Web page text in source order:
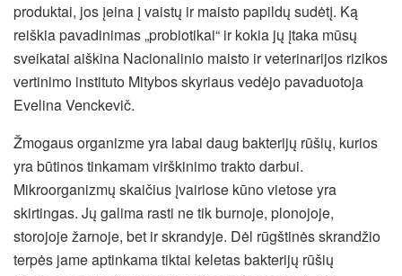
produktai, jos įeina į vaistų ir maisto papildų sudėtį. Ką
reiškia pavadinimas „probiotikai“ ir kokia jų įtaka mūsų
sveikatai aiškina Nacionalinio maisto ir veterinarijos rizikos
vertinimo instituto Mitybos skyriaus vedėjo pavaduotoja
Evelina Venckevič.
Žmogaus organizme yra labai daug bakterijų rūšių, kurios
yra būtinos tinkamamvirškinimo trakto darbui.
Mikroorganizmų skaičius įvairiose kūno vietose yra
skirtingas. Jų galima rasti ne tik burnoje, plonojoje,
storojoje žarnoje, bet ir skrandyje. Dėl rūgštinės skrandžio
terpės jame aptinkama tiktai keletas bakterijų rūšių